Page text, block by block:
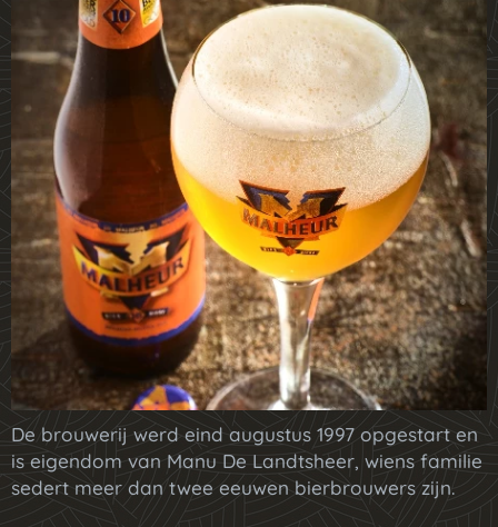
De brouwerij werd eind augustus 1997 opgestart en
is eigendom van Manu De Landtsheer, wiens familie
sedert meer dan twee eeuwen bierbrouwers zijn.